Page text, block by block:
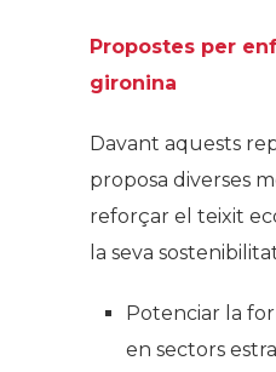
Propostes per
gironina
Davant aquests
proposa diverses
reforçar el teixit
la seva
Potenciar la
en sectors